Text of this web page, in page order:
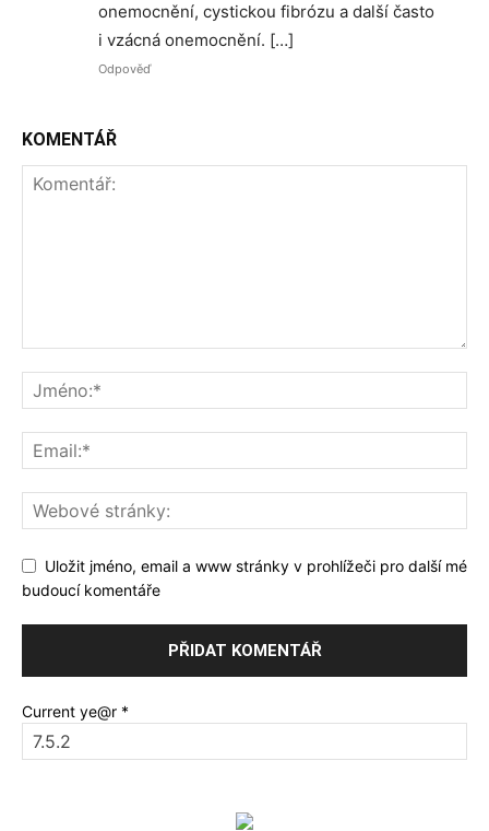
onemocnění, cystickou fibrózu a další často
i vzácná onemocnění. […]
Odpověď
KOMENTÁŘ
Uložit jméno, email a www stránky v prohlížeči pro další mé
budoucí komentáře
Current ye@r *